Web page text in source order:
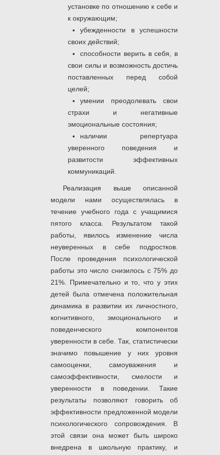
установке по отношению к себе и
к окружающим;
убежденности в успешности
своих действий;
способности верить в себя, в
свои силы и возможность достичь
поставленных перед собой
целей;
умении преодолевать свои
страхи и негативные
эмоциональные состояния;
наличии репертуара
уверенного поведения и
развитости эффективных
коммуникаций.
Реализация выше описанной
модели нами осуществлялась в
течение учебного года с учащимися
пятого класса. Результатом такой
работы, явилось изменение числа
неуверенных в себе подростков.
После проведения психологической
работы это число снизилось с 75% до
21%. Примечательно и то, что у этих
детей была отмечена положительная
динамика в развитии их личностного,
когнитивного, эмоционального и
поведенческого компонентов
уверенности в себе. Так, статистически
значимо повышение у них уровня
самооценки, самоуважения и
самоэффективности, смелости и
уверенности в поведении. Такие
результаты позволяют говорить об
эффективности предложенной модели
психологического сопровождения. В
этой связи она может быть широко
внедрена в школьную практику, и